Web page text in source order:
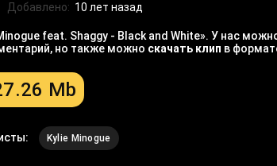
Добавлено: 10 лет назад
feat. Shaggy - Black and White». У нас
но также можно скачать клип в
Mb
Kylie Minogue